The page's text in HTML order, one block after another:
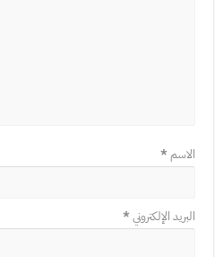
الاسم*
البريد الإلكتروني*